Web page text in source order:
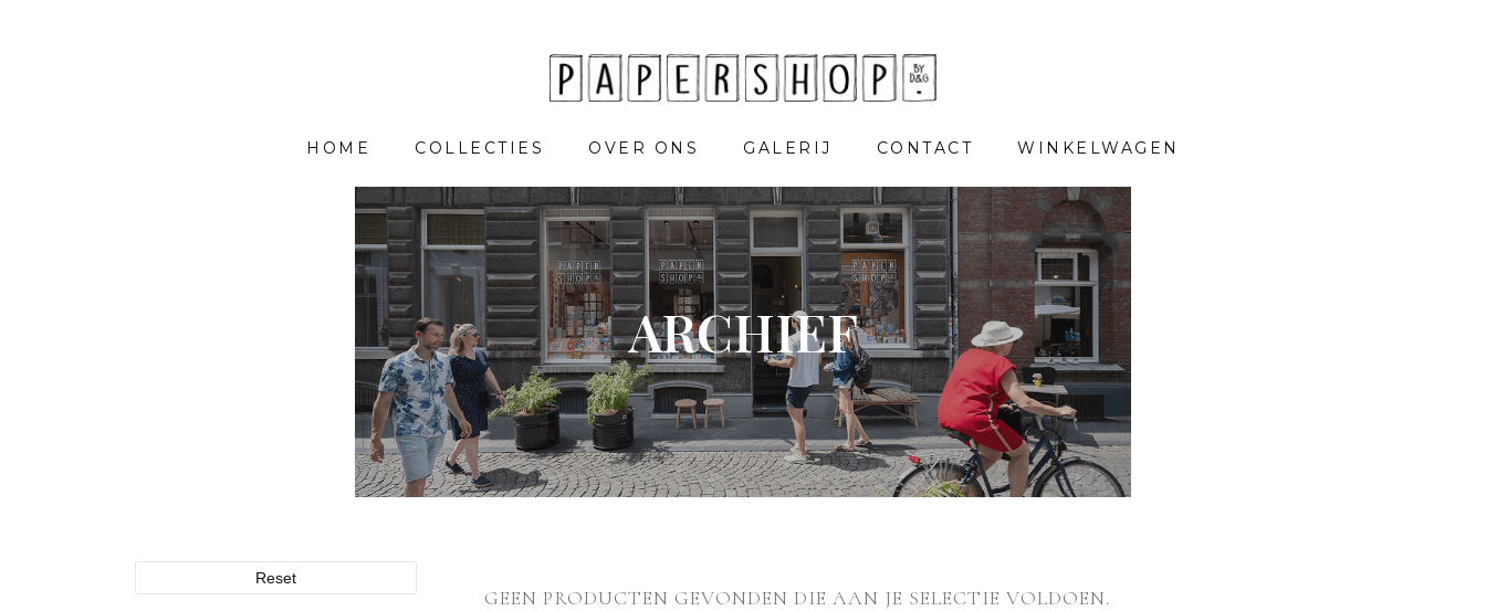
HOME COLLECTIES OVER ONS GALERIJ CONTACT WINKELWAGEN
ARCHIEF
Reset
GEEN PRODUCTEN GEVONDEN DIE AAN JE SELECTIE VOLDOEN.